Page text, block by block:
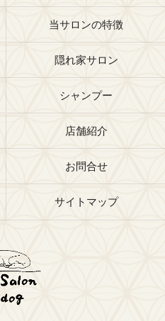
当サロンの特徴
隠れ家サロン
シャンプー
店舗紹介
お問合せ
サイトマップ